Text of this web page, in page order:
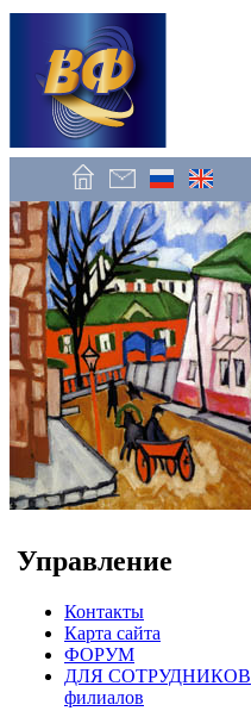
Управление
Контакты
Карта сайта
ФОРУМ
ДЛЯ СОТРУДНИКОВ
филиалов